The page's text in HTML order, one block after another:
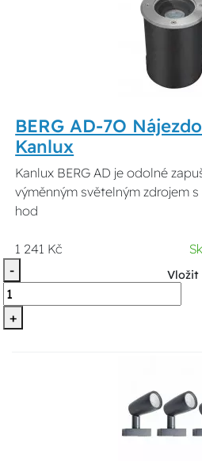
BERG AD-7O
Kanlux
Kanlux BERG AD je odolné
výměnným světelným zdrojem
hod
1 241 Kč
-
+
Vložit